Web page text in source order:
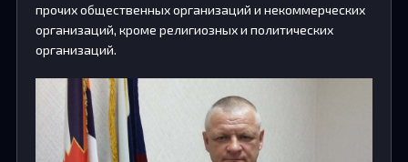
прочих общественных организаций и некоммерческих
организаций, кроме религиозных и политических
организаций.